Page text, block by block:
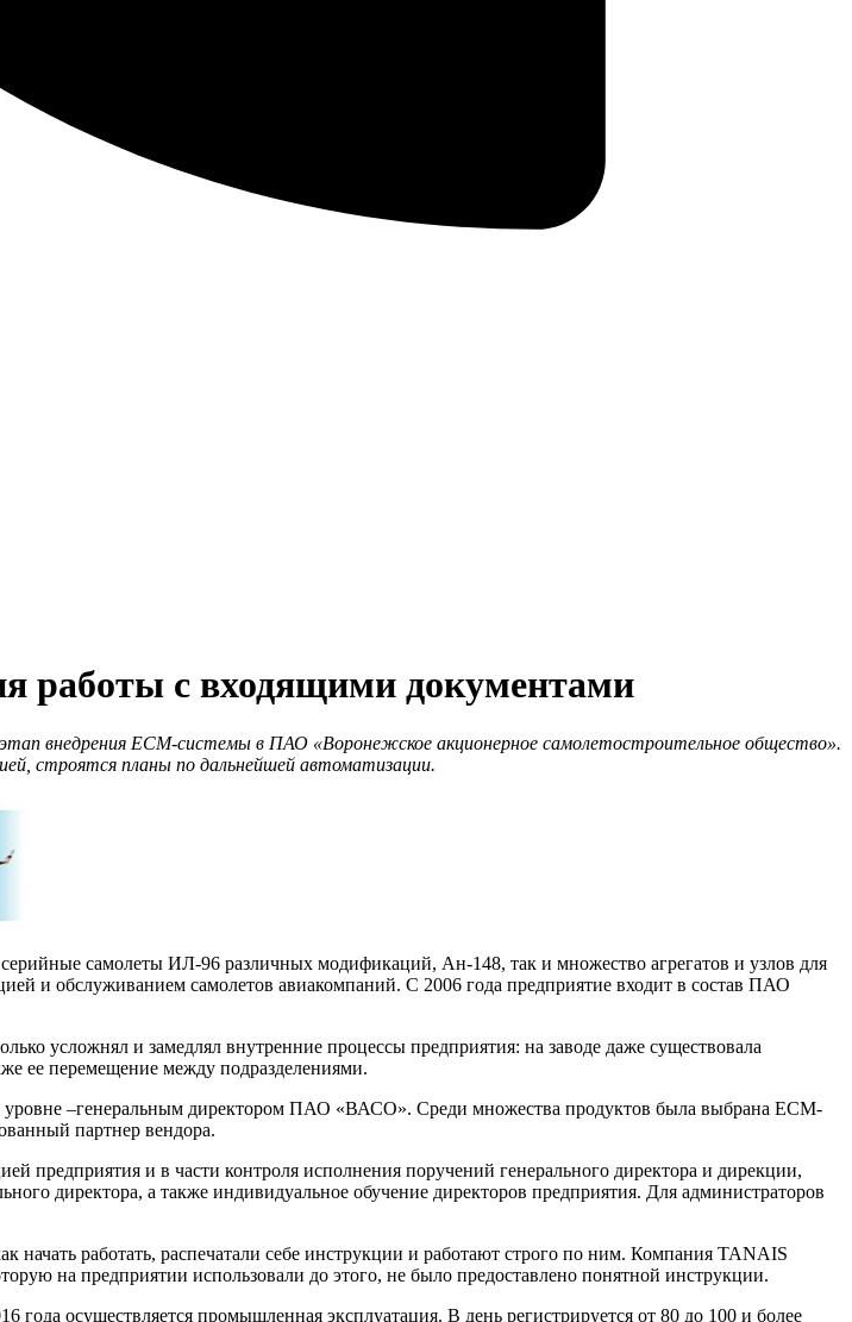
работы с входящими документами
внедрения ECM-системы в ПАО «Воронежское акционерное самолетостроительное общество».
строятся планы по дальнейшей автоматизации.
самолеты ИЛ-96 различных модификаций, Ан-148, так и множество агрегатов и узлов для
и обслуживанием самолетов авиакомпаний. С 2006 года предприятие входит в состав ПАО
усложнял и замедлял внутренние процессы предприятия: на заводе даже существовала
ее перемещение между подразделениями.
–генеральным директором ПАО «ВАСО». Среди множества продуктов была выбрана ECM-
партнер вендора.
предприятия и в части контроля исполнения поручений генерального директора и дирекции,
директора, а также индивидуальное обучение директоров предприятия. Для администраторов
начать работать, распечатали себе инструкции и работают строго по ним. Компания TANAIS
на предприятии использовали до этого, не было предоставлено понятной инструкции.
года осуществляется промышленная эксплуатация. В день регистрируется от 80 до 100 и более